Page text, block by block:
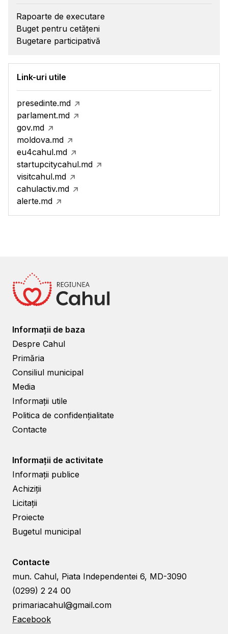
Rapoarte de executare
Buget pentru cetățeni
Bugetare participativă
Link-uri utile
presedinte.md
parlament.md
gov.md
moldova.md
eu4cahul.md
startupcitycahul.md
visitcahul.md
cahulactiv.md
alerte.md
Informații de baza
Despre Cahul
Primăria
Consiliul municipal
Media
Informații utile
Politica de confidențialitate
Contacte
Informații de activitate
Informații publice
Achiziții
Licitații
Proiecte
Bugetul municipal
Contacte
mun. Cahul, Piata Independentei 6, MD-3090
(0299) 2 24 00
primariacahul@gmail.com
Facebook